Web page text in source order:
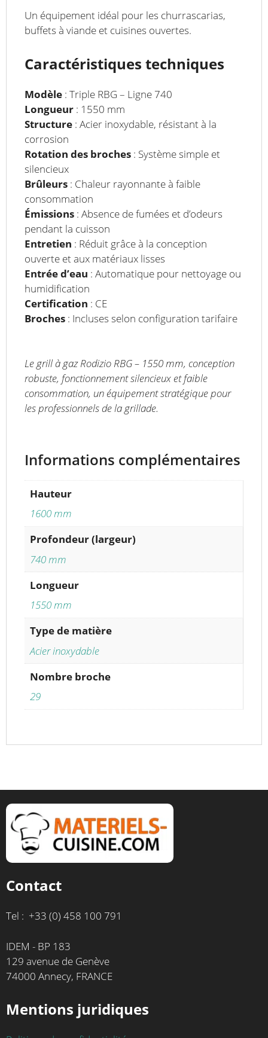
Un équipement idéal pour les churrascarias,
buffets à viande et cuisines ouvertes.
Caractéristiques techniques
Modèle : Triple RBG – Ligne 740
Longueur : 1550 mm
Structure : Acier inoxydable, résistant à la
corrosion
Rotation des broches : Système simple et
silencieux
Brûleurs : Chaleur rayonnante à faible
consommation
Émissions : Absence de fumées et d’odeurs
pendant la cuisson
Entretien : Réduit grâce à la conception
ouverte et aux matériaux lisses
Entrée d’eau : Automatique pour nettoyage ou
humidification
Certification : CE
Broches : Incluses selon configuration tarifaire
Le grill à gaz Rodizio RBG – 1550 mm, conception
robuste, fonctionnement silencieux et faible
consommation, un équipement stratégique pour
les professionnels de la grillade.
Informations complémentaires
Hauteur
1600 mm
Profondeur (largeur)
740 mm
Longueur
1550 mm
Type de matière
Acier inoxydable
Nombre broche
29
Contact
Tel : +33 (0) 458 100 791
IDEM - BP 183
129 avenue de Genève
74000 Annecy, FRANCE
Mentions juridiques